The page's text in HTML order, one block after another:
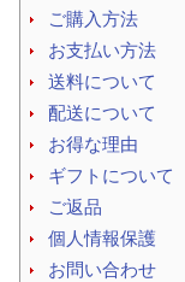
ご購入方法
お支払い方法
送料について
配送について
お得な理由
ギフトについて
ご返品
個人情報保護
お問い合わせ